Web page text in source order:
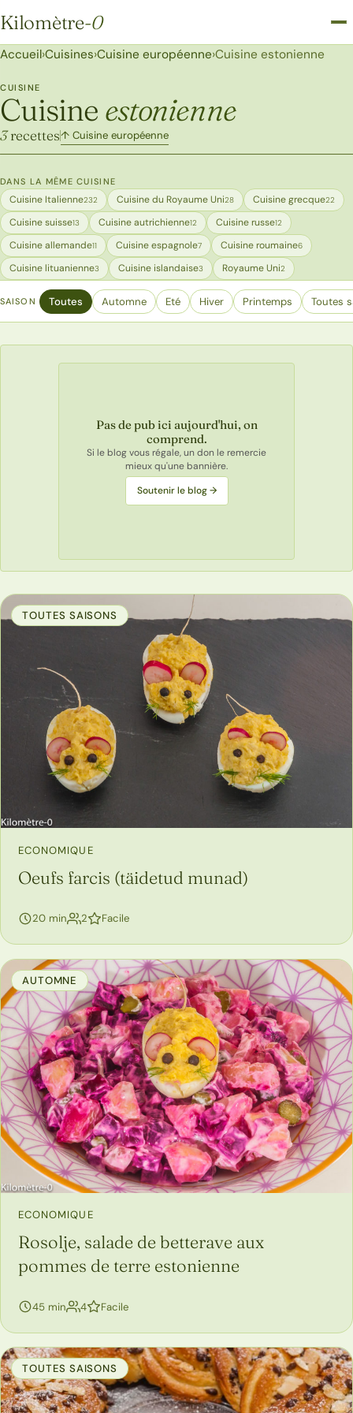
Kilomètre-0
Kilomètre-0
Accueil›Cuisines›Cuisine européenne›Cuisine estonienne
CUISINE
Cuisine estonienne
3recettes↑ Cuisine européenne
DANS LA MÊME CUISINE
Cuisine Italienne232 Cuisine du Royaume Uni28 Cuisine grecque22
Cuisine suisse13 Cuisine autrichienne12 Cuisine russe12
Cuisine allemande11 Cuisine espagnole7 Cuisine roumaine6
Cuisine lituanienne3 Cuisine islandaise3 Royaume Uni2
SAISON Toutes Automne Eté Hiver Printemps Toutes
Pas de pub ici aujourd'hui, on
comprend.
Si le blog vous régale, un don le remercie
mieux qu'une bannière.
Soutenir le blog →
TOUTES SAISONS
ECONOMIQUE
Oeufs farcis (täidetud munad)
20 min 2personnes
Facile
AUTOMNE
ECONOMIQUE
Rosolje, salade de betterave aux
pommes de terre estonienne
45 min 4personnes
Facile
TOUTES SAISONS